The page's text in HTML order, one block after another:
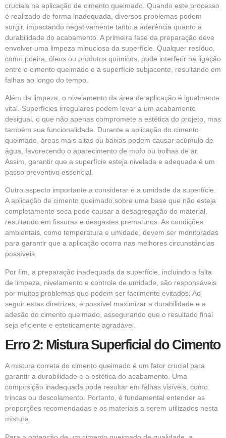
cruciais na aplicação de cimento queimado. Quando este processo
é realizado de forma inadequada, diversos problemas podem
surgir, impactando negativamente tanto a aderência quanto a
durabilidade do acabamento. A primeira fase da preparação deve
envolver uma limpeza minuciosa da superfície. Qualquer resíduo,
como poeira, óleos ou produtos químicos, pode interferir na ligação
entre o cimento queimado e a superfície subjacente, resultando em
falhas ao longo do tempo.
Além da limpeza, o nivelamento da área de aplicação é igualmente
vital. Superfícies irregulares podem levar a um acabamento
desigual, o que não apenas compromete a estética do projeto, mas
também sua funcionalidade. Durante a aplicação do cimento
queimado, áreas mais altas ou baixas podem causar acúmulo de
água, favorecendo o aparecimento de mofo ou bolhas de ar.
Assim, garantir que a superfície esteja nivelada e adequada é um
passo preventivo essencial.
Outro aspecto importante a considerar é a umidade da superfície.
A aplicação de cimento queimado sobre uma base que não esteja
completamente seca pode causar a desagregação do material,
resultando em fissuras e desgastes prematuros. As condições
ambientais, como temperatura e umidade, devem ser monitoradas
para garantir que a aplicação ocorra nas melhores circunstâncias
possíveis.
Por fim, a preparação inadequada da superfície, incluindo a falta
de limpeza, nivelamento e controle de umidade, são responsáveis
por muitos problemas que podem ser facilmente evitados. Ao
seguir estas diretrizes, é possível maximizar a durabilidade e a
adesão do cimento queimado, assegurando que o resultado final
seja eficiente e esteticamente agradável.
Erro 2: Mistura Superficial do Cimento
A mistura correta do cimento queimado é um fator crucial para
garantir a durabilidade e a estética do acabamento. Uma
composição inadequada pode resultar em falhas visíveis, como
trincas ou descolamento. Portanto, é fundamental entender as
proporções recomendadas e os materiais a serem utilizados nesta
mistura.